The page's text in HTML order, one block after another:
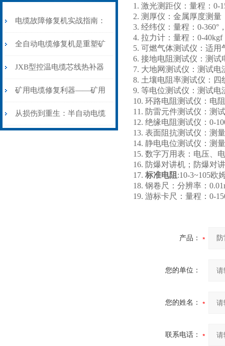
电缆故障修复机实战指南：
从“盲测”到“精确定点”的三
步作业法
全自动电缆修复机是重塑矿
山电力动脉的“智能外科医
生”
JXB型控温电缆芯线热补器
安装与接线：精准修复的工
艺基石
矿用电缆修复利器——矿用
电缆热补机智能控温，安全
从损伤到重生：半自动电缆
1. 激光测距仪：量程：0-
2. 测厚仪：金属厚度测
3. 经纬仪：量程：0-360°
4. 拉力计：量程：0-40kgf
5. 可燃气体测试仪：适
6. 接地电阻测试仪：测
7. 大地网测试仪：测试
8. 土壤电阻率测试仪：
9. 等电位测试仪：测试
10. 环路电阻测试仪：电
11. 防雷元件测试仪：测
12. 绝缘电阻测试仪：0-
13. 表面阻抗测试仪：测
14. 静电电位测试仪：测
15. 数字万用表：电压、
16. 防爆对讲机；防爆对讲
17. 标准电阻 :10-3~105欧
18. 钢卷尺：分辨率：
19. 游标卡尺：量程：0-
产品：
您的单位：
您的姓名：
联系电话：